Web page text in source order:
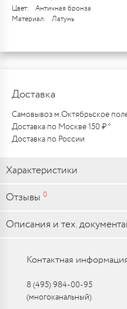
Цвет:
Античная бронза
Материал:
Латунь
Доставка
Самовывоз м.Октябрьское
Доставка по Москве 150 ₽ *
Доставка по России
Характеристики
Отзывы 0
Описания и тех.
Контактная
8 (495) 984-00-95
(многоканальный)